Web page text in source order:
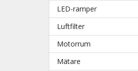
LED-ramper
Luftfilter
Motorrum
Mätare